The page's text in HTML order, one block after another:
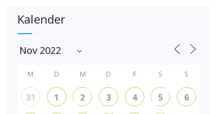
Kalender
M D M D F S S
31 1 2 3 4 5 6